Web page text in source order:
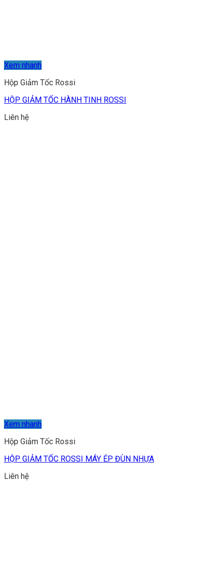
Xem nhanh
Hộp Giảm Tốc Rossi
HỘP GIẢM TỐC HÀNH TINH ROSSI
Liên hệ
Xem nhanh
Hộp Giảm Tốc Rossi
HỘP GIẢM TỐC ROSSI MÁY ÉP ĐÙN NHỰA
Liên hệ